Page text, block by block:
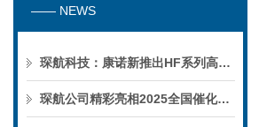
—— NEWS
琛航科技：康诺新推出HF系列高压恒流泵
琛航公司精彩亮相2025全国催化学术会议